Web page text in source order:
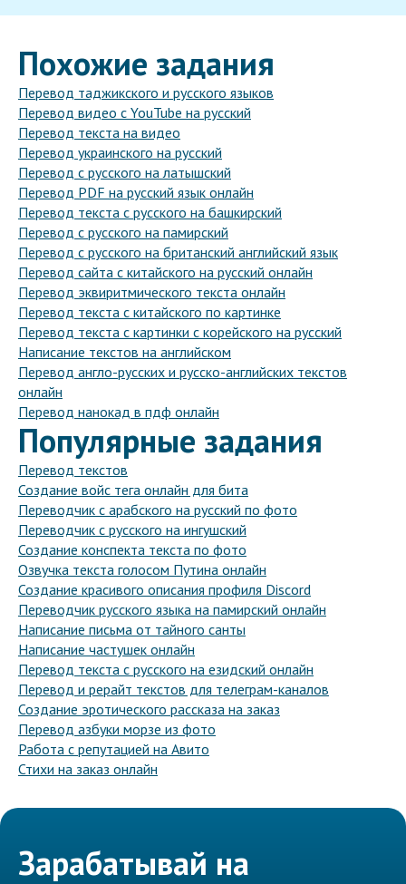
Похожие задания
Перевод таджикского и русского языков
Перевод видео с YouTube на русский
Перевод текста на видео
Перевод украинского на русский
Перевод с русского на латышский
Перевод PDF на русский язык онлайн
Перевод текста с русского на башкирский
Перевод с русского на памирский
Перевод с русского на британский английский язык
Перевод сайта с китайского на русский онлайн
Перевод эквиритмического текста онлайн
Перевод текста с китайского по картинке
Перевод текста с картинки с корейского на русский
Написание текстов на английском
Перевод англо-русских и русско-английских текстов
онлайн
Перевод нанокад в пдф онлайн
Популярные задания
Перевод текстов
Создание войс тега онлайн для бита
Переводчик с арабского на русский по фото
Переводчик с русского на ингушский
Создание конспекта текста по фото
Озвучка текста голосом Путина онлайн
Создание красивого описания профиля Discord
Переводчик русского языка на памирский онлайн
Написание письма от тайного санты
Написание частушек онлайн
Перевод текста с русского на езидский онлайн
Перевод и рерайт текстов для телеграм-каналов
Создание эротического рассказа на заказ
Перевод азбуки морзе из фото
Работа с репутацией на Авито
Стихи на заказ онлайн
Зарабатывай на